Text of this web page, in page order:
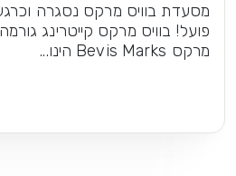
מסעדת בוויס מרקס נסגרה
פועל! בוויס מרקס קייטרינג
מרקס Bevis Marks הינו...